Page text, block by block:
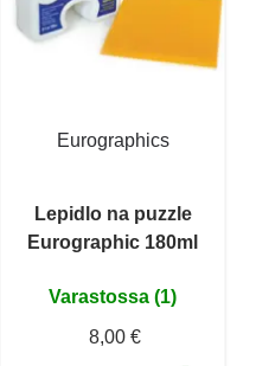
Eurographics
Lepidlo na puzzle
Eurographic 180ml
Varastossa (1)
8,00 €